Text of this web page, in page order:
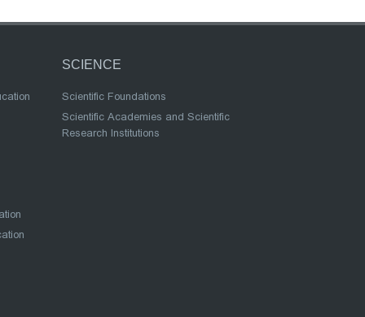
SCIENCE
Scientific Foundations
Scientific Academies and Scientific
Research Institutions